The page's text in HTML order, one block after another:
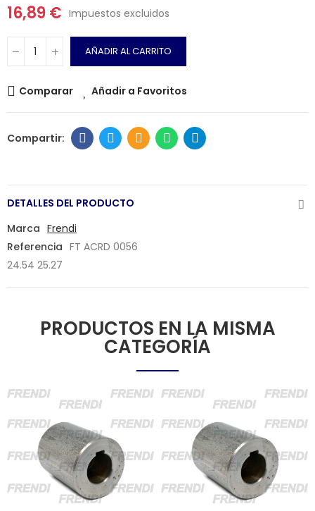
16,89 € Impuestos excluidos
AÑADIR AL CARRITO
Comparar Añadir a Favoritos
DETALLES DEL PRODUCTO
Marca Frendi
Referencia FT ACRD 0056
24.54 25.27
PRODUCTOS EN LA MISMA
CATEGORÍA